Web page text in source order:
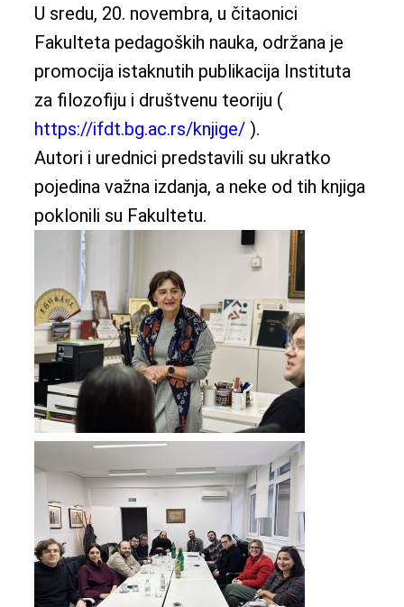
U sredu, 20. novembra, u čitaonici
Fakulteta pedagoških nauka, održana je
promocija istaknutih publikacija Instituta
za filozofiju i društvenu teoriju (
https://ifdt.bg.ac.rs/knjige/ ).
Autori i urednici predstavili su ukratko
pojedina važna izdanja, a neke od tih knjiga
poklonili su Fakultetu.